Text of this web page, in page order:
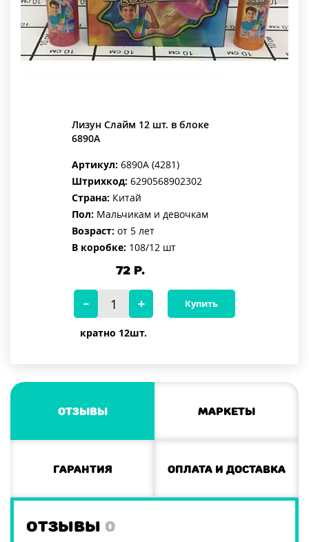
Лизун Слайм 12 шт. в блоке
6890A
Артикул: 6890A (4281)
Штрихкод: 6290568902302
Страна: Китай
Пол: Мальчикам и девочкам
Возраст: от 5 лет
В коробке: 108/12 шт
72Р.
кратно 12шт.
Купить
Отзывы Маркеты
Гарантия Оплата и доставка
ОТЗЫВЫ 0